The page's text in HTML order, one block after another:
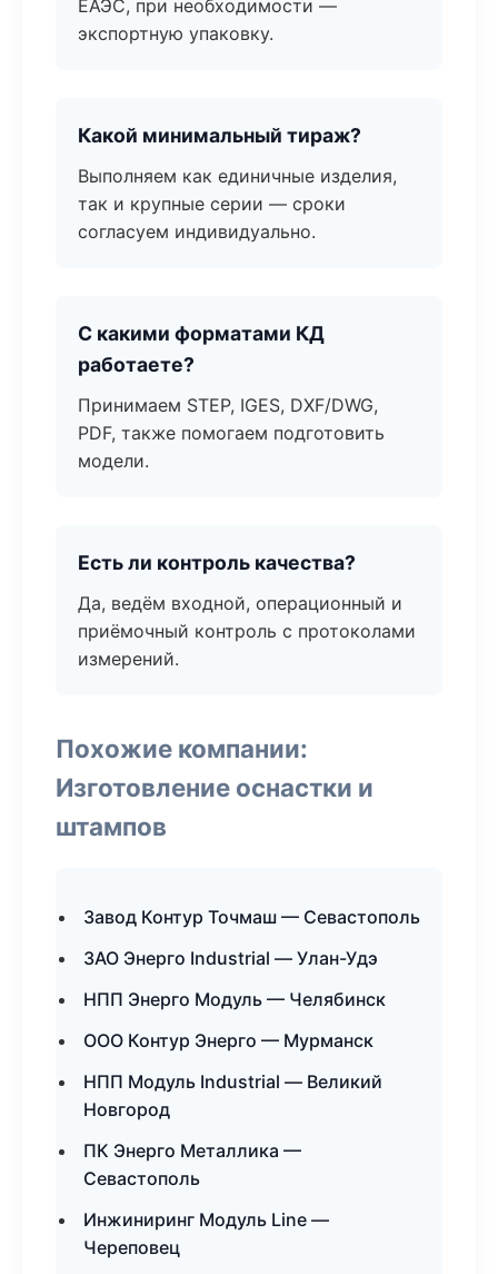
ЕАЭС, при необходимости —
экспортную упаковку.
Какой минимальный тираж?
Выполняем как единичные изделия,
так и крупные серии — сроки
согласуем индивидуально.
С какими форматами КД
работаете?
Принимаем STEP, IGES, DXF/DWG,
PDF, также помогаем подготовить
модели.
Есть ли контроль качества?
Да, ведём входной, операционный и
приёмочный контроль с протоколами
измерений.
Похожие компании:
Изготовление оснастки и
штампов
Завод Контур Точмаш — Севастополь
ЗАО Энерго Industrial — Улан-Удэ
НПП Энерго Модуль — Челябинск
ООО Контур Энерго — Мурманск
НПП Модуль Industrial — Великий
Новгород
ПК Энерго Металлика —
Севастополь
Инжиниринг Модуль Line —
Череповец